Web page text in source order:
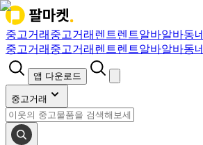
중고거래 중고거래 렌트렌트알바알바동
중고거래 중고거래 렌트렌트알바알바동
앱 다운로드
중고거래